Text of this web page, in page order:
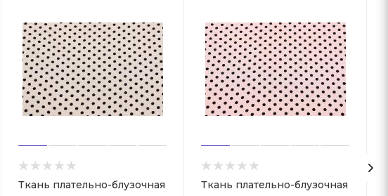
Ткань плательно-блузочная
Ткань плательно-блузочная